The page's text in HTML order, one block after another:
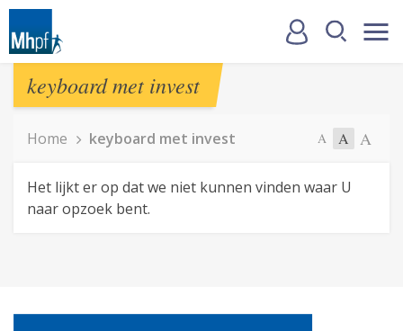
keyboard met invest
Home keyboard met invest A A A
Het lijkt er op dat we niet kunnen vinden waar U
naar opzoek bent.